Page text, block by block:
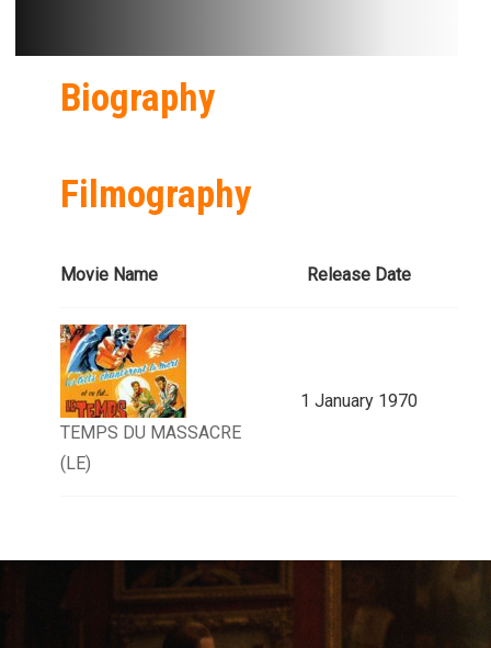
Biography
Filmography
Movie Name Release Date
TEMPS DU MASSACRE
(LE)
1 January 1970